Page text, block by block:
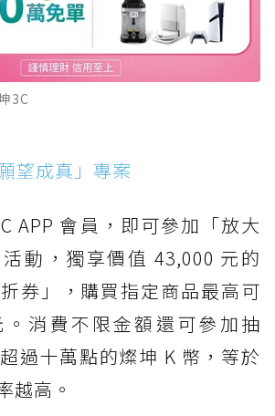
3C
望成真」專案
APP 會員，即可參加「放大
動，獨享價值 43,000 元的
折券」，購買指定商品最高可
。消費不限金額還可參加抽
過十萬點的燦坤 K 幣，等於
越高。